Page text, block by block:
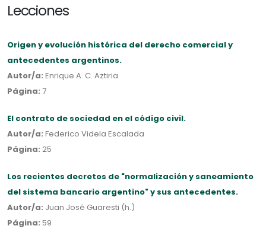
Lecciones
Origen y evolución histórica del derecho comercial y
antecedentes argentinos.
Autor/a: Enrique A. C. Aztiria
Página: 7
El contrato de sociedad en el código civil.
Autor/a: Federico Videla Escalada
Página: 25
Los recientes decretos de "normalización y saneamiento
del sistema bancario argentino" y sus antecedentes.
Autor/a: Juan José Guaresti (h.)
Página: 59